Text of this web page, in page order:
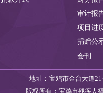
审计报
项目进
捐赠公
会刊
地址：宝鸡市金台大
版权所有 ： 宝鸡市残疾